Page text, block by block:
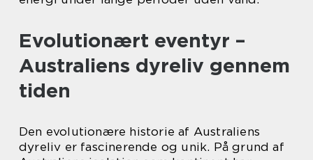
Evolutionært eventyr –
Australiens dyreliv gennem
tiden
Den evolutionære historie af Australiens
dyreliv er fascinerende og unik. På grund af